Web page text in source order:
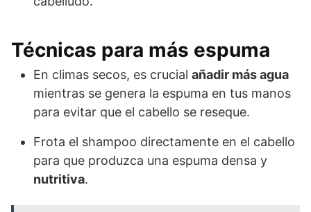
Técnicas para más espuma
En climas secos, es crucial añadir más agua
mientras se genera la espuma en tus manos
para evitar que el cabello se reseque.
Frota el shampoo directamente en el cabello
para que produzca una espuma densa y
nutritiva.